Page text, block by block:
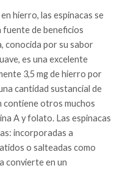
hierro, las espinacas se
fuente de beneficios
conocida por su sabor
es una excelente
3,5 mg de hierro por
cantidad sustancial de
contiene otros muchos
A y folato. Las espinacas
incorporadas a
o salteadas como
convierte en un